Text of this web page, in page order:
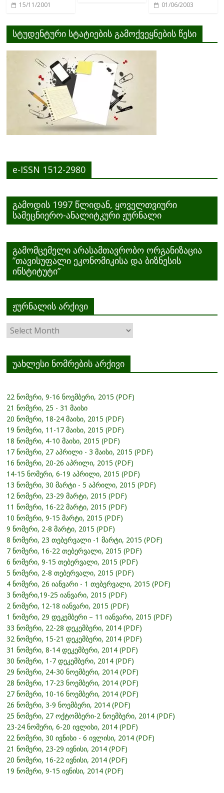
15/11/2001 01/06/2003
სტუდენტური სტატიების გამოქვეყნების წესი
e-ISSN 1512-2980
გამოდის 1997 წლიდან, ყოველთვიური
სამეცნიერო-ანალიტკური ჟურნალი
გამომცემელი არასამთავრობო ორგანიზაცია
”თავისუფალი ეკონომიკისა და ბიზნესის
ინსტიტუტი”
ჟურნალის არქივი
ჟურნალის
არქივი
უახლესი ნომრების არქივი
22 ნომერი, 9-16 ნოემბერი, 2015 (PDF)
21 ნომერი, 25 - 31 მაისი
20 ნომერი, 18-24 მაისი, 2015 (PDF)
19 ნომერი, 11-17 მაისი, 2015 (PDF)
18 ნომერი, 4-10 მაისი, 2015 (PDF)
17 ნომერი, 27 აპრილი - 3 მაისი, 2015 (PDF)
16 ნომერი, 20-26 აპრილი, 2015 (PDF)
14-15 ნომერი, 6-19 აპრილი, 2015 (PDF)
13 ნომერი, 30 მარტი - 5 აპრილი, 2015 (PDF)
12 ნომერი, 23-29 მარტი, 2015 (PDF)
11 ნომერი, 16-22 მარტი, 2015 (PDF)
10 ნომერი, 9-15 მარტი, 2015 (PDF)
9 ნომერი, 2-8 მარტი, 2015 (PDF)
8 ნომერი, 23 თებერვალი -1 მარტი, 2015 (PDF)
7 ნომერი, 16-22 თებერვალი, 2015 (PDF)
6 ნომერი, 9-15 თებერვალი, 2015 (PDF)
5 ნომერი, 2-8 თებერვალი, 2015 (PDF)
4 ნომერი, 26 იანვარი - 1 თებერვალი, 2015 (PDF)
3 ნომერი,19-25 იანვარი, 2015 (PDF)
2 ნომერი, 12-18 იანვარი, 2015 (PDF)
1 ნომერი, 29 დეკემბერი – 11 იანვარი, 2015 (PDF)
33 ნომერი, 22-28 დეკემბერი, 2014 (PDF)
32 ნომერი, 15-21 დეკემბერი, 2014 (PDF)
31 ნომერი, 8-14 დეკემბერი, 2014 (PDF)
30 ნომერი, 1-7 დეკემბერი, 2014 (PDF)
29 ნომერი, 24-30 ნოემბერი, 2014 (PDF)
28 ნომერი, 17-23 ნოემბერი, 2014 (PDF)
27 ნომერი, 10-16 ნოემბერი, 2014 (PDF)
26 ნომერი, 3-9 ნოემბერი, 2014 (PDF)
25 ნომერი, 27 ოქტომბერი-2 ნოემბერი, 2014 (PDF)
23-24 ნომერი, 6-20 ივლისი, 2014 (PDF)
22 ნომერი, 30 ივნისი - 6 ივლისი, 2014 (PDF)
21 ნომერი, 23-29 ივნისი, 2014 (PDF)
20 ნომერი, 16-22 ივნისი, 2014 (PDF)
19 ნომერი, 9-15 ივნისი, 2014 (PDF)